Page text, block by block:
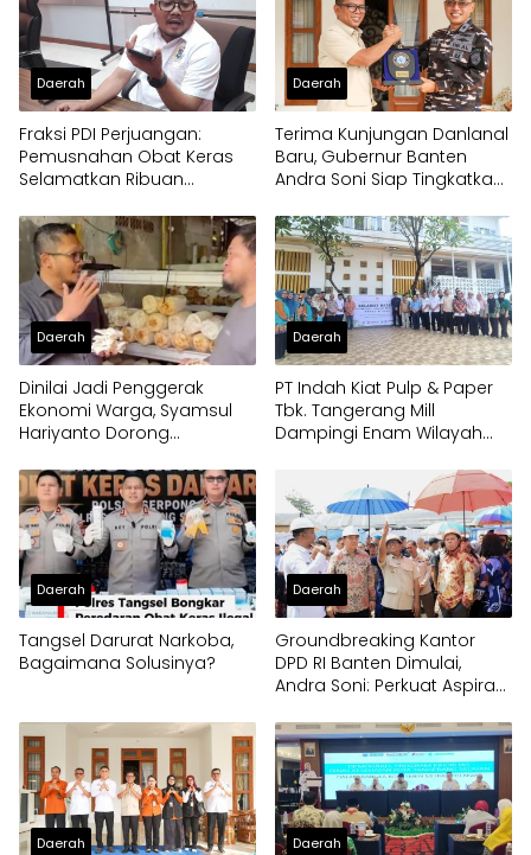
Daerah
Fraksi PDI Perjuangan:
Pemusnahan Obat Keras
Selamatkan Ribuan
Daerah
Terima Kunjungan Danlanal
Baru, Gubernur Banten
Andra Soni Siap Tingkatkan
Daerah
Dinilai Jadi Penggerak
Ekonomi Warga, Syamsul
Hariyanto Dorong
Jamur Crispy di Serpong
Daerah
PT Indah Kiat Pulp & Paper
Tbk. Tangerang Mill
Dampingi Enam Wilayah
Daerah
Tangsel Darurat Narkoba,
Bagaimana Solusinya?
Daerah
Groundbreaking Kantor
DPD RI Banten Dimulai,
Andra Soni: Perkuat Aspirasi
Daerah Daerah